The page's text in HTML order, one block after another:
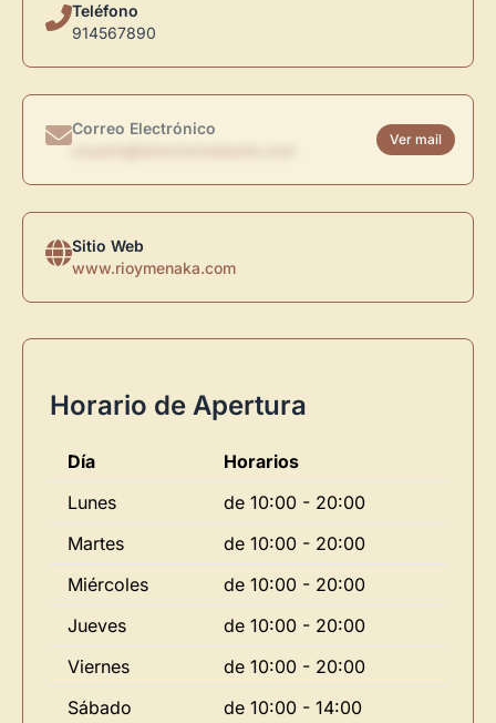
Teléfono
914567890
Correo Electrónico
Ver mail
Sitio Web
www.rioymenaka.com
Horario de Apertura
Día
Horarios
Lunes
de 10:00 - 20:00
Martes
de 10:00 - 20:00
Miércoles
de 10:00 - 20:00
Jueves
de 10:00 - 20:00
Viernes
de 10:00 - 20:00
Sábado
de 10:00 - 14:00